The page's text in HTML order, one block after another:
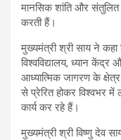
मानसिक शांति और
करती हैं।
मुख्यमंत्री श्री साय ने कहा
विश्वविद्यालय, ध्यान केंद्र
आध्यात्मिक जागरण के
से प्रेरित होकर विश्वभर
कार्य कर रहे हैं।
मुख्यमंत्री श्री विष्णु देव